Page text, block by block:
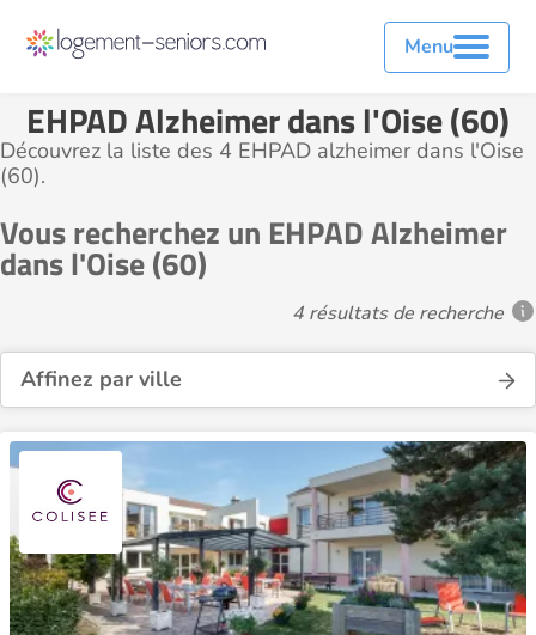
Menu
EHPAD Alzheimer dans l'Oise (60)
Découvrez la liste des 4 EHPAD alzheimer dans l'Oise
(60).
Vous recherchez un EHPAD Alzheimer
dans l'Oise (60)
4 résultats de recherche
Affinez par ville